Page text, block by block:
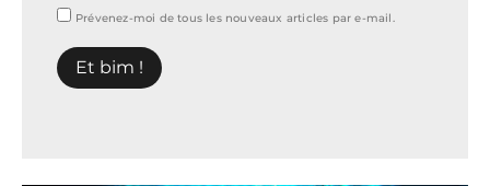
Prévenez-moi de tous les nouveaux articles par e-mail.